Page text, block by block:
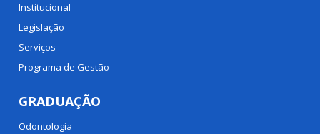
Institucional
Legislação
Serviços
Programa de Gestão
GRADUAÇÃO
Odontologia